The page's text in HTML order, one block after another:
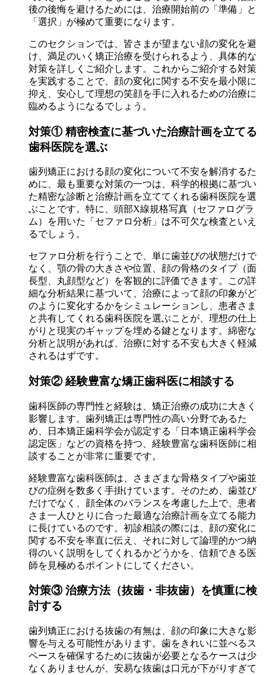
後の後悔を避けるためには、治療開始前の「準備」と
「選択」が極めて重要になります。
このセクションでは、皆さまが望まない顔の変化を避
け、満足のいく矯正治療を受けられるよう、具体的な
対策を詳しくご紹介します。これからご紹介する対策
を実践することで、顔の変化に関する不安を最小限に
抑え、安心して理想の笑顔を手に入れるための治療に
臨めるようになるでしょう。
対策① 精密検査に基づいた治療計画を立てる
歯科医院を選ぶ
歯列矯正における顔の変化について不安を解消するた
めに、最も重要な対策の一つは、科学的根拠に基づい
た精密な診断と治療計画を立ててくれる歯科医院を選
ぶことです。特に、頭部X線規格写真（セファログラ
ム）を用いた「セファロ分析」は不可欠な検査といえ
るでしょう。
セファロ分析を行うことで、単に歯並びの状態だけで
なく、顎の骨の大きさや位置、顔の骨格のタイプ（面
長型、丸顔型など）を客観的に評価できます。この詳
細な分析結果に基づいて、治療によって顔の印象がど
のように変化するかをシミュレーションし、患者さま
と共有してくれる歯科医院を選ぶことが、理想の仕上
がりと現実のギャップを埋める鍵となります。綿密な
分析と説明があれば、治療に対する不安も大きく軽減
されるはずです。
対策② 経験豊富な矯正歯科医に相談する
歯科医師の専門性と経験は、矯正治療の成功に大きく
影響します。歯列矯正は専門性の高い分野であるた
め、日本矯正歯科学会が認定する「日本矯正歯科学会
認定医」などの資格を持つ、経験豊富な歯科医師に相
談することが非常に重要です。
経験豊富な歯科医師は、さまざまな骨格タイプや歯並
びの症例を数多く手掛けています。そのため、歯並び
だけでなく、顔全体のバランスを考慮した上で、患者
さま一人ひとりに合った最適な治療計画を立てる能力
に長けているのです。初診相談の際には、顔の変化に
関する不安を率直に伝え、それに対して論理的かつ納
得のいく説明をしてくれるかどうかを、信頼できる医
師を見極めるポイントにしてください。
対策③ 治療方法（抜歯・非抜歯）を慎重に検
討する
歯列矯正における抜歯の有無は、顔の印象に大きな影
響を与える可能性があります。歯をきれいに並べるス
ペースを確保するために抜歯が必要となるケースは少
なくありませんが、安易な抜歯は口元が下がりすぎて